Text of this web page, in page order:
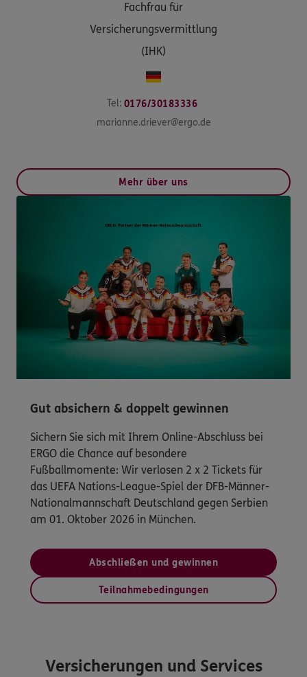
Fachfrau für
Versicherungsvermittlung
(IHK)
Tel: 0176/30183336
marianne.driever@ergo.de
Mehr über uns
Gut absichern & doppelt gewinnen
Sichern Sie sich mit Ihrem Online-Abschluss bei
ERGO die Chance auf besondere
Fußballmomente: Wir verlosen 2 x 2 Tickets für
das UEFA Nations-League-Spiel der DFB-Männer-
Nationalmannschaft Deutschland gegen Serbien
am 01. Oktober 2026 in München.
Abschließen und gewinnen
Teilnahmebedingungen
Versicherungen und Services